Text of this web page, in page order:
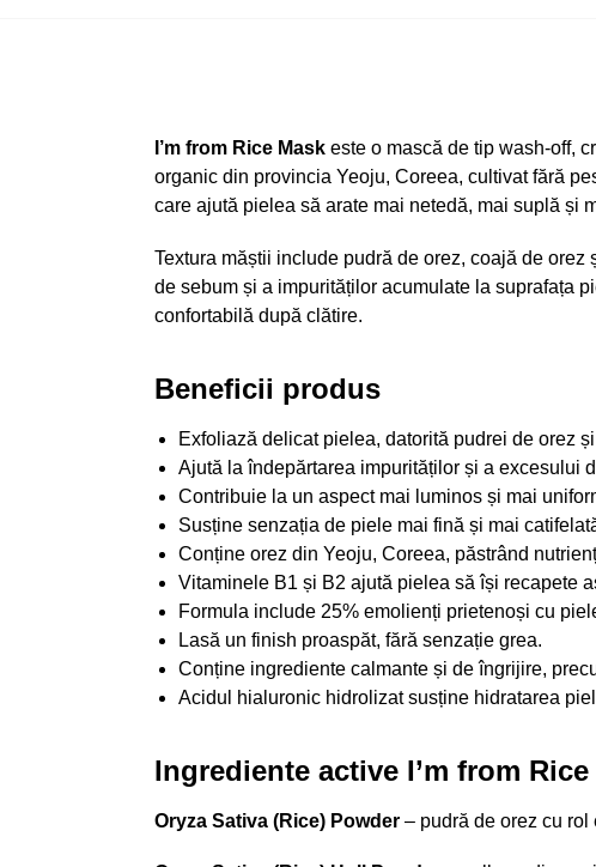
I’m from Rice Maskeste o mască de tip wash-off,
organic din provincia Yeoju, Coreea, cultivat fără
care ajută pielea să arate mai netedă, mai suplă și
Textura măștii include pudră de orez, coajă de
de sebum și a impurităților acumulate la suprafața
confortabilă după clătire.
Beneficii produs
Exfoliază delicat pielea, datorită pudrei de orez
Ajută la îndepărtarea impurităților și a excesului
Contribuie la un aspect mai luminos și mai
Susține senzația de piele mai fină și mai
Conține orez din Yeoju, Coreea, păstrând
Vitaminele B1 și B2 ajută pielea să își recapete
Formula include 25% emolienți prietenoși cu
Lasă un finish proaspăt, fără senzație grea.
Conține ingrediente calmante și de îngrijire,
Acidul hialuronic hidrolizat susține hidratarea
Ingrediente active I’m from Rice
Oryza Sativa (Rice) Powder– pudră de orez cu rol